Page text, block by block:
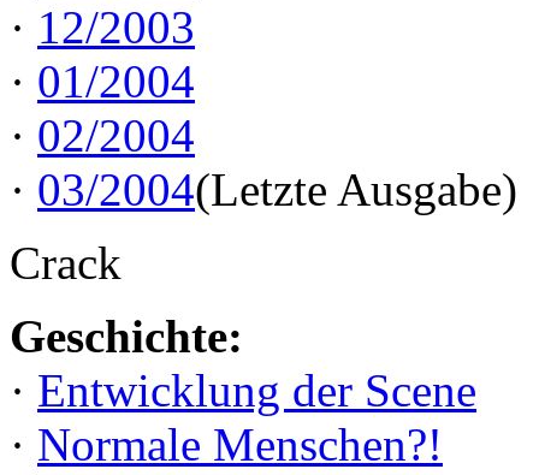
· 12/2003
· 01/2004
· 02/2004
· 03/2004(Letzte Ausgabe)
Crack
Geschichte:
· Entwicklung der Scene
· Normale Menschen?!